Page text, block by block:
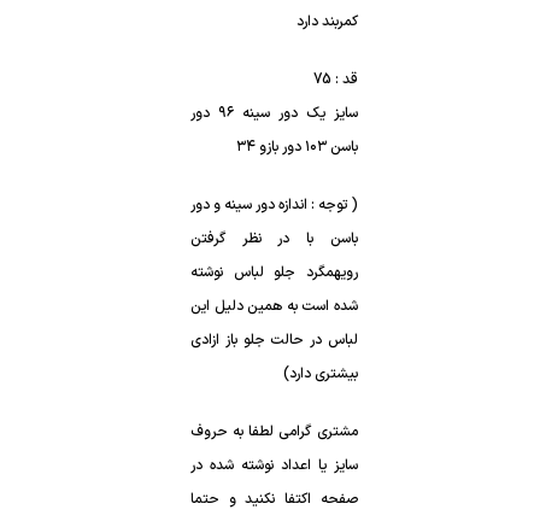
کمربند دارد
قد : 75
سایز یک دور سینه ۹۶ دور
باسن ۱۰۳ دور بازو ۳۴
( توجه : اندازه دور سینه و دور
باسن با در نظر گرفتن
رویهمگرد جلو لباس نوشته
شده است به همین دلیل این
لباس در حالت جلو باز ازادی
بیشتری دارد)
مشتری گرامی لطفا به حروف
سایز یا اعداد نوشته شده در
صفحه اکتفا نکنید و حتما